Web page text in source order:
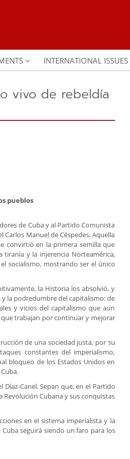
INTERNATIONAL ISSUES
vivo de rebeldía
pueblos
de Cuba y al Partido Comunista
Manuel de Céspedes. Aquella
convirtió en la primera semilla que
tiranía y la injerencia Norteamérica,
socialismo, mostrando ser el único
la Historia los absolvió, y
y la podredumbre del capitalismo: de
y vicios del capitalismo que aun
que trabajan por continuar y mejorar
de una sociedad justa, por su
constantes del imperialismo,
bloqueo de los Estados Unidos en
Canel. Sepan que, en el Partido
Cubana y sus conquistas
en el sistema imperialista y la
seguirá siendo un faro para los